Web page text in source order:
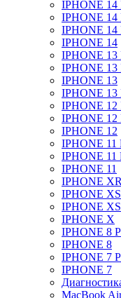
IPHONE
IPHONE 14
IPHONE 14
IPHONE 14
IPHONE 13
IPHONE 13
IPHONE 13
IPHONE 13
IPHONE 12
IPHONE 12
IPHONE 12
IPHONE 11
IPHONE 11
IPHONE 11
IPHONE XR
IPHONE
IPHONE XS
IPHONE X
IPHONE 8
IPHONE 8
IPHONE 7
IPHONE 7
MacBook